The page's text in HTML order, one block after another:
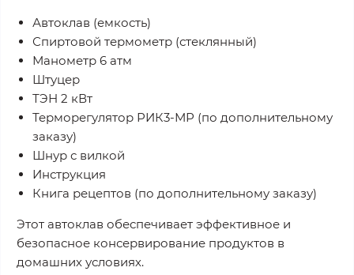
Автоклав (емкость)
Спиртовой термометр (стеклянный)
Манометр 6 атм
Штуцер
ТЭН 2 кВт
Терморегулятор РИК3-МР (по дополнительному
заказу)
Шнур с вилкой
Инструкция
Книга рецептов (по дополнительному заказу)
Этот автоклав обеспечивает эффективное и
безопасное консервирование продуктов в
домашних условиях.